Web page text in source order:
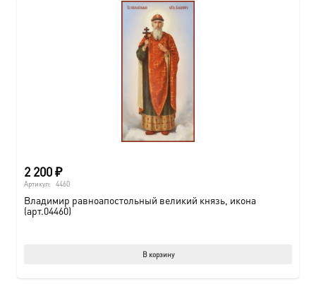
2 200₽
Артикул: 4460
Владимир равноапостольный великий князь, икона
(арт.04460)
В корзину